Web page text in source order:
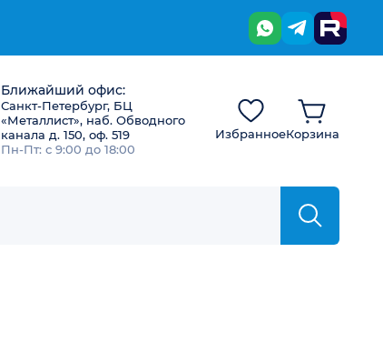
Ближайший офис:
Санкт-Петербург, БЦ
«Металлист», наб. Обводного
канала д. 150, оф. 519
Пн-Пт: с 9:00 до 18:00
ИзбранноеКорзина